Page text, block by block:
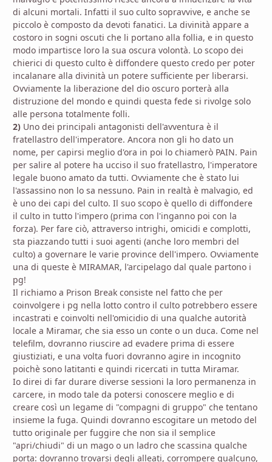
di alcuni mortali. Infatti il suo culto sopravvive, e anche se
piccolo è composto da devoti fanatici. La divinità appare a
costoro in sogni oscuti che li portano alla follia, e in questo
modo impartisce loro la sua oscura volontà. Lo scopo dei
chierici di questo culto è diffondere questo credo per poter
incalanare alla divinità un potere sufficiente per liberarsi.
Ovviamente la liberazione del dio oscuro porterà alla
distruzione del mondo e quindi questa fede si rivolge solo
alle persona totalmente folli.
2) Uno dei principali antagonisti dell'avventura è il
fratellastro dell'imperatore. Ancora non gli ho dato un
nome, per capirsi meglio d'ora in poi lo chiamerò PAIN. Pain
per salire al potere ha ucciso il suo fratellastro, l'imperatore
legale buono amato da tutti. Ovviamente che è stato lui
l'assassino non lo sa nessuno. Pain in realtà è malvagio, ed
è uno dei capi del culto. Il suo scopo è quello di diffondere
il culto in tutto l'impero (prima con l'inganno poi con la
forza). Per fare ciò, attraverso intrighi, omicidi e complotti,
sta piazzando tutti i suoi agenti (anche loro membri del
culto) a governare le varie province dell'impero. Ovviamente
una di queste è MIRAMAR, l'arcipelago dal quale partono i
pg!
Il richiamo a Prison Break consiste nel fatto che per
coinvolgere i pg nella lotto contro il culto potrebbero essere
incastrati e coinvolti nell'omicidio di una qualche autorità
locale a Miramar, che sia esso un conte o un duca. Come nel
telefilm, dovranno riuscire ad evadere prima di essere
giustiziati, e una volta fuori dovranno agire in incognito
poichè sono latitanti e quindi ricercati in tutta Miramar.
Io direi di far durare diverse sessioni la loro permanenza in
carcere, in modo tale da potersi conoscere meglio e di
creare così un legame di "compagni di gruppo" che tentano
insieme la fuga. Quindi dovranno escogitare un metodo del
tutto originale per fuggire che non sia il semplice
"apri/chiudi" di un mago o un ladro che scassina qualche
porta: dovranno trovarsi degli alleati, corrompere qualcuno,